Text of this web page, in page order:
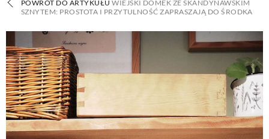
POWRÓT DO ARTYKUŁUWIEJSKI DOMEK ZE SKANDYNAWSKIM
SZNYTEM: PROSTOTA I PRZYTULNOŚĆ ZAPRASZAJĄ DO ŚRODKA
BUDUJEMY DOM
OGRÓD
WARZYWA I OWOCE